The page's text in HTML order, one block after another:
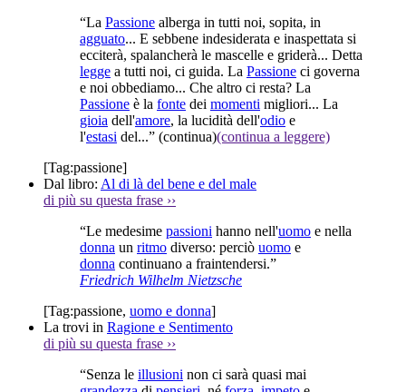
“La Passione alberga in tutti noi, sopita, in
agguato... E sebbene indesiderata e inaspettata si
ecciterà, spalancherà le mascelle e griderà... Detta
legge a tutti noi, ci guida. La Passione ci governa
e noi obbediamo... Che altro ci resta? La
Passione è la fonte dei momenti migliori... La
gioia dell'amore, la lucidità dell'odio e
l'estasi del...” (continua)(continua a leggere)
[Tag:passione]
Dal libro: Al di là del bene e del male
di più su questa frase ››
“Le medesime passioni hanno nell'uomo e nella
donna un ritmo diverso: perciò uomo e
donna continuano a fraintendersi.”
Friedrich Wilhelm Nietzsche
[Tag:passione, uomo e donna]
La trovi in Ragione e Sentimento
di più su questa frase ››
“Senza le illusioni non ci sarà quasi mai